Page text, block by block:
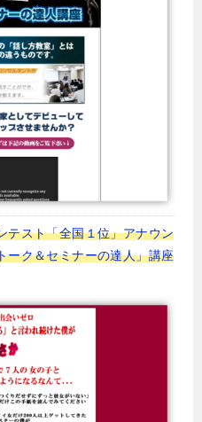
テスト「全国１位」アナウン
ーク＆セミナーの達人」講座